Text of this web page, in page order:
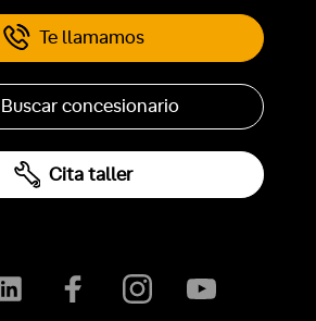
Te llamamos
Buscar concesionario
Cita taller